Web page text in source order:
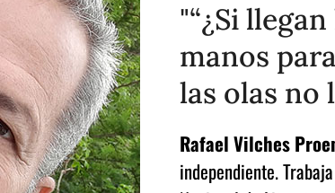
"“¿Si
manos
las olas no
Rafael Vilches
independiente.